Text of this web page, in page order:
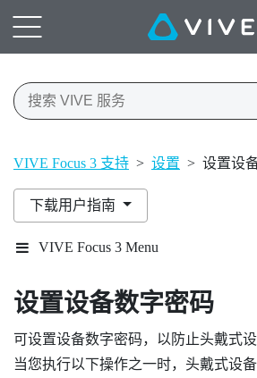
VIVE Focus 3 支持 > 设置 > 设置设
下载用户指南
VIVE Focus 3 Menu
设置设备数字密码
可设置设备数字密码，以防止头戴式
当您执行以下操作之一时，头戴式设